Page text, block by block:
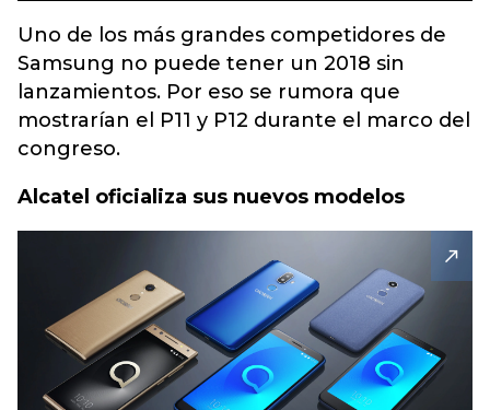
Uno de los más grandes competidores de
Samsung no puede tener un 2018 sin
lanzamientos. Por eso se rumora que
mostrarían el P11 y P12 durante el marco del
congreso.
Alcatel oficializa sus nuevos modelos